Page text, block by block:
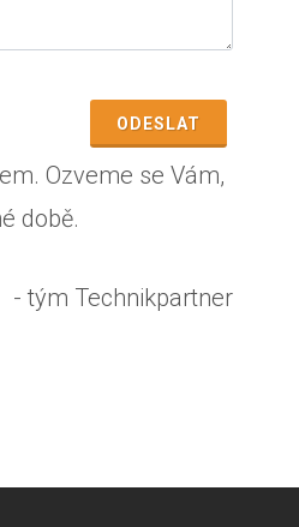
ODESLAT
Ozveme se Vám,
době.
- tým Technikpartner